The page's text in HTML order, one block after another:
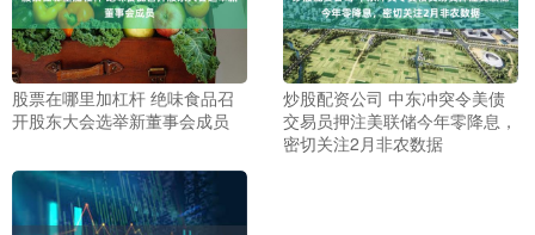
股票在哪里加杠杆 绝味食品召
开股东大会选举新董事会成员
炒股配资公司 中东冲突令美债
交易员押注美联储今年零降息，
密切关注2月非农数据